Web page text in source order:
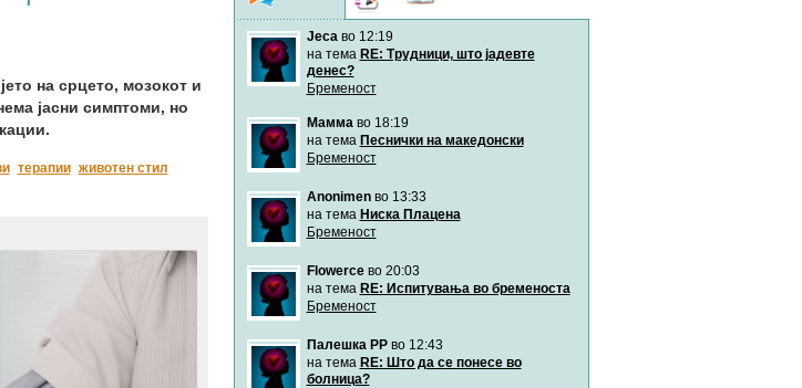
на срцето, мозокот и
јасни симптоми, но
терапии животен стил
Jecaво 12:19
на тема RE: Трудници, што јадевте
денес?
Бременост
Маммаво 18:19
на тема Песнички на македонски
Бременост
Anonimenво 13:33
на тема Ниска Плацена
Бременост
Flowerceво 20:03
на тема RE: Испитувања во бременоста
Бременост
Палешка РРво 12:43
на тема RE: Што да се понесе во
болница?